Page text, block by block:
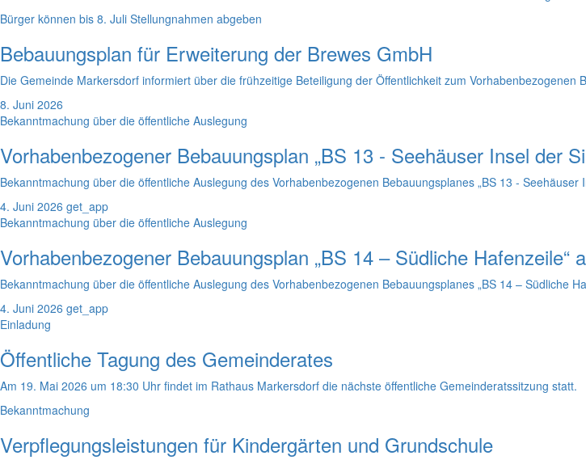
Bürger können bis 8. Juli Stellungnahmen abgeben
Bebauungsplan für Erweiterung der Brewes GmbH
Die Gemeinde Markersdorf informiert über die frühzeitige Beteiligung der Öffentlichkeit zum Vorhabenbezogenen
8. Juni 2026
Bekanntmachung über die öffentliche Auslegung
Vorhabenbezogener Bebauungsplan „BS 13 - Seehäuser Insel der
Bekanntmachung über die öffentliche Auslegung des Vorhabenbezogenen Bebauungsplanes „BS 13 - Seehäuser
4. Juni 2026 get_app
Bekanntmachung über die öffentliche Auslegung
Vorhabenbezogener Bebauungsplan „BS 14 – Südliche Hafenzeile“
Bekanntmachung über die öffentliche Auslegung des Vorhabenbezogenen Bebauungsplanes „BS 14 – Südliche
4. Juni 2026 get_app
Einladung
Öffentliche Tagung des Gemeinderates
Am 19. Mai 2026 um 18:30 Uhr findet im Rathaus Markersdorf die nächste öffentliche Gemeinderatssitzung statt.
Bekanntmachung
Verpflegungsleistungen für Kindergärten und Grundschule